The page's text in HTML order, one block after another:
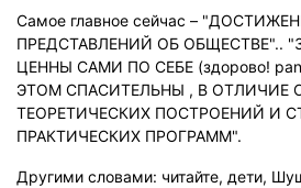
Самое главное сейчас –
ПРЕДСТАВЛЕНИЙ ОБ ОБЩЕСТВЕ"..
ЦЕННЫ САМИ ПО СЕБЕ (здорово!
ЭТОМ СПАСИТЕЛЬНЫ , В ОТЛИЧИЕ
ТЕОРЕТИЧЕСКИХ ПОСТРОЕНИЙ И
ПРАКТИЧЕСКИХ ПРОГРАММ".
Другими словами: читайте, дети,